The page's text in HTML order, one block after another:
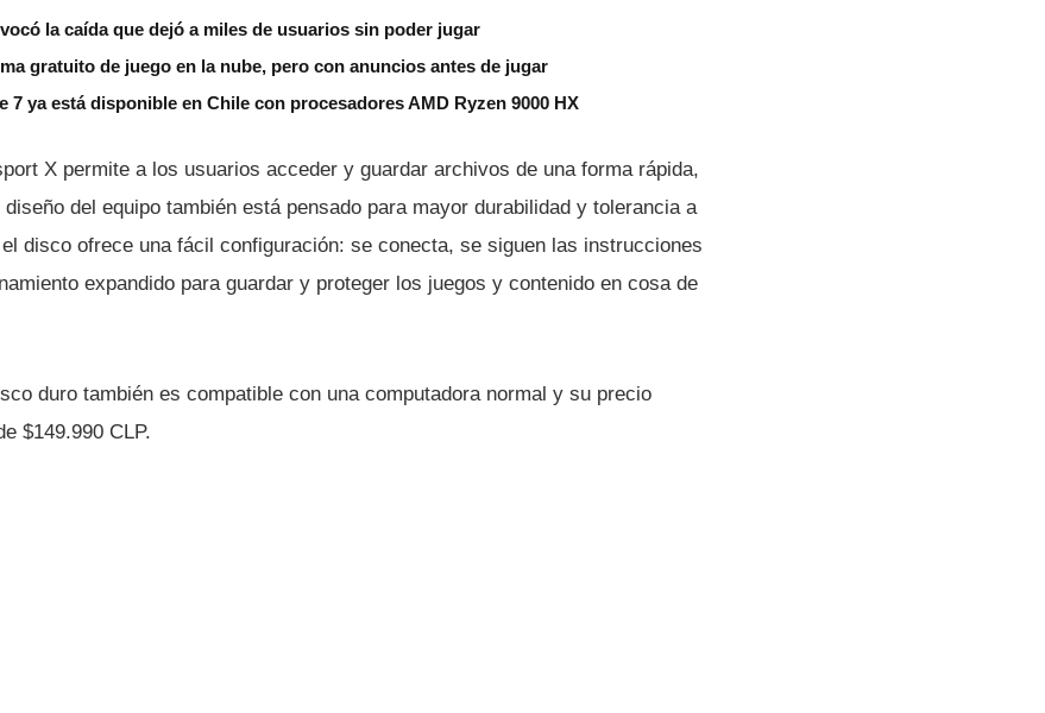
la caída que dejó a miles de usuarios sin poder jugar
gratuito de juego en la nube, pero con anuncios antes de jugar
7 ya está disponible en Chile con procesadores AMD Ryzen 9000 HX
X permite a los usuarios acceder y guardar archivos de una forma rápida,
del equipo también está pensado para mayor durabilidad y tolerancia a
disco ofrece una fácil configuración: se conecta, se siguen las instrucciones
expandido para guardar y proteger los juegos y contenido en cosa de
duro también es compatible con una computadora normal y su precio
$149.990 CLP.